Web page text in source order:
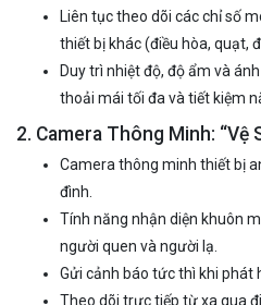
Liên tục theo dõi các chỉ số
thiết bị khác (điều hòa, quạt,
Duy trì nhiệt độ, độ ẩm và
thoải mái tối đa và tiết kiệm
2. Camera Thông Minh: “Vệ
Camera thông minh thiết bị
đình.
Tính năng nhận diện khuôn
người quen và người lạ.
Gửi cảnh báo tức thì khi phát
Theo dõi trực tiếp từ xa qua